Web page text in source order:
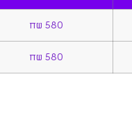
580 שח
580 שח